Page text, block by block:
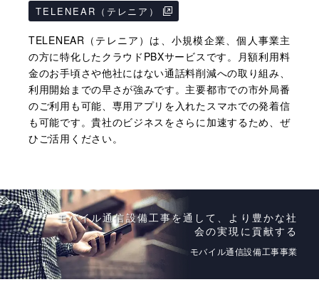
TELENEAR（テレニア）
TELENEAR（テレニア）は、小規模企業、個人事業主
の方に特化したクラウドPBXサービスです。月額利用料
金のお手頃さや他社にはない通話料削減への取り組み、
利用開始までの早さが強みです。主要都市での市外局番
のご利用も可能、専用アプリを入れたスマホでの発着信
も可能です。貴社のビジネスをさらに加速するため、ぜ
ひご活用ください。
モバイル通信設備工事を通して、より豊かな社
会の実現に貢献する
モバイル通信設備工事事業